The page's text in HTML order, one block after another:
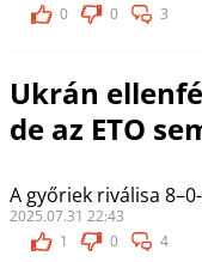
0
0 3
Ukrán
de az ETO
A győriek riválisa
2025.07.31 22:43
1
0 4